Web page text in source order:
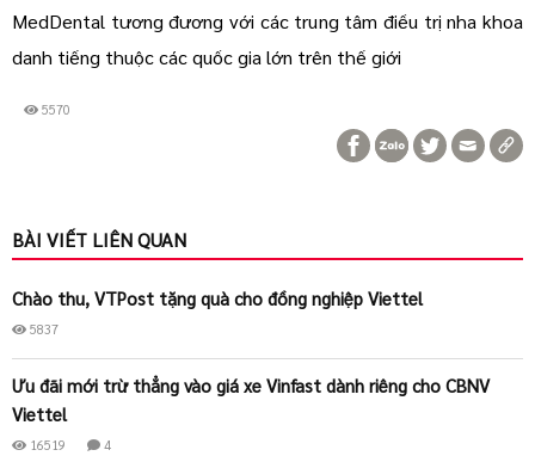
MedDental tương đương với các trung tâm điều trị nha khoa
danh tiếng thuộc các quốc gia lớn trên thế giới
5570
BÀI VIẾT LIÊN QUAN
Chào thu, VTPost tặng quà cho đồng nghiệp Viettel
5837
Ưu đãi mới trừ thẳng vào giá xe Vinfast dành riêng cho CBNV
Viettel
16519 4